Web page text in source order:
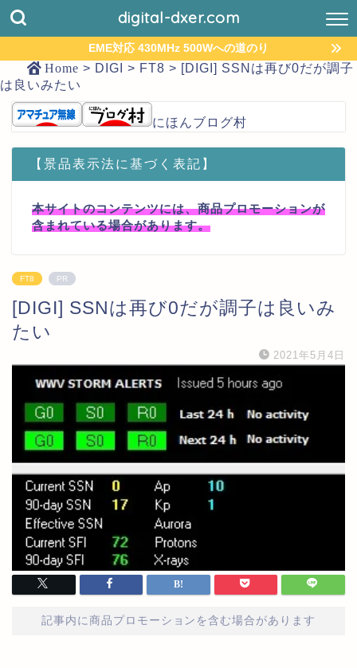
digital-dxer.com
EME対応 430MHz 500Wへの道のり
Home > DIGI > FT8 > [DIGI] SSNは再び0だが調子
は良いみたい
にほんブログ村
【景品表示法に基づく表記】
本サイトのコンテンツには、商品プロモーションが
含まれている場合があります。
FT8 PR
[DIGI] SSNは再び0だが調子は良いみ
たい
2021年5月4日
記事内に商品プロモーションを含む場合があります